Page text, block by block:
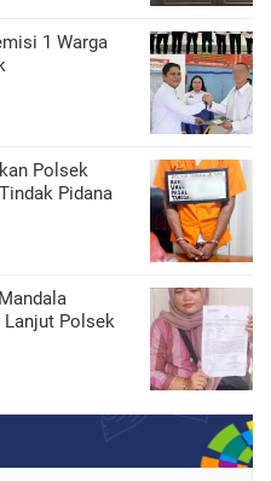
1 Warga
Polsek
Pidana
Lanjut Polsek